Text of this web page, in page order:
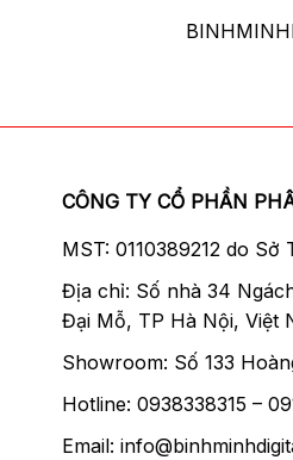
CÔNG TY CỔ PHẦN
MST: 0110389212 do
Địa chỉ: Số nhà 34
Đại Mỗ, TP Hà Nội, Việt
Showroom: Số 133
Hotline: 0938338315 –
Email: